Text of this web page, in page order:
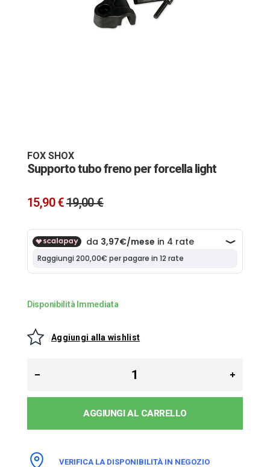
FOX SHOX
Supporto tubo freno per forcella light
15,90 €19,00 €
Disponibilità Immediata
Aggiungi alla wishlist
AGGIUNGI AL CARRELLO
VERIFICA LA DISPONIBILITÀ IN NEGOZIO
galleria
di
immagini